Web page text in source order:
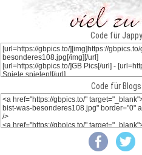
Code für
Code für